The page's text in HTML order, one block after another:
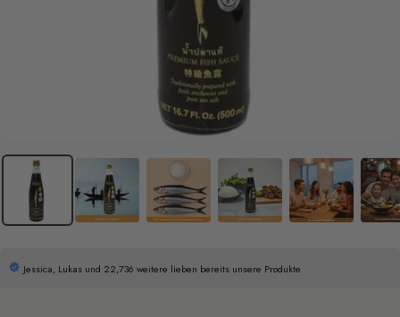
Jessica, Lukas und 22,736 weitere lieben bereits unsere Produkte